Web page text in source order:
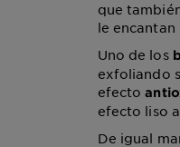
que
le encantan
Uno de los
exfoliando
efecto
efecto liso
De igual